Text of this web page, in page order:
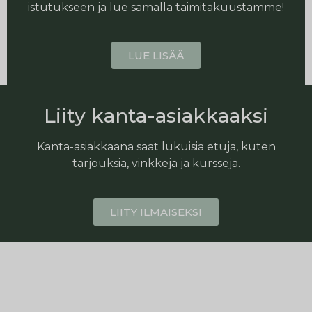
istutukseen ja lue samalla taimitakuustamme!
LUE LISÄÄ
Liity kanta-asiakkaaksi
Kanta-asiakkaana saat lukuisia etuja, kuten
tarjouksia, vinkkejä ja kursseja.
LIITY ILMAISEKSI